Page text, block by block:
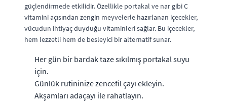
güçlendirmede etkilidir. Özellikle portakal ve nar gibi C
vitamini açısından zengin meyvelerle hazırlanan içecekler,
vücudun ihtiyaç duyduğu vitaminleri sağlar. Bu içecekler,
hem lezzetli hem de besleyici bir alternatif sunar.
Her gün bir bardak taze sıkılmış portakal suyu
için.
Günlük rutininize zencefil çayı ekleyin.
Akşamları adaçayı ile rahatlayın.